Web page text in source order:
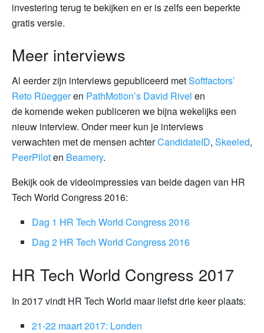
investering terug te bekijken en er is zelfs een beperkte
gratis versie.
Meer interviews
Al eerder zijn interviews gepubliceerd metSoftfactors’
Reto Rüeggeren PathMotion’s David Rivel en
de komende weken publiceren we bijna wekelijks een
nieuw interview. Onder meer kun je interviews
verwachten met de mensen achterCandidateID, Skeeled,
PeerPiloten Beamery.
Bekijk ook de videoimpressies van beide dagen van HR
Tech World Congress 2016:
Dag 1 HR Tech World Congress 2016
Dag 2 HR Tech World Congress 2016
HR Tech World Congress 2017
In 2017 vindt HR Tech World maar liefst drie keer plaats:
21-22 maart 2017: Londen